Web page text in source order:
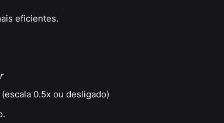
eficientes.
0.5x ou desligado)